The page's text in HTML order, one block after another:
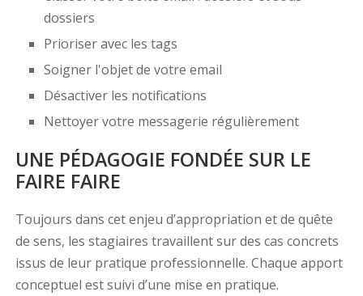
dossiers
Prioriser avec les tags
Soigner l'objet de votre email
Désactiver les notifications
Nettoyer votre messagerie régulièrement
UNE PÉDAGOGIE FONDÉE SUR LE
FAIRE FAIRE
Toujours dans cet enjeu d’appropriation et de quête
de sens, les stagiaires travaillent sur des cas concrets
issus de leur pratique professionnelle. Chaque apport
conceptuel est suivi d’une mise en pratique.